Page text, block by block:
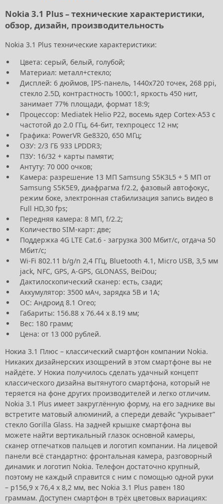
Nokia 3.1 Plus – технические характеристики,
обзор, дизайн, производительность
Nokia 3.1 Plus технические характеристики:
Цвета: серый, белый, голубой;
Материал: металл+стекло;
Дисплей: 6 дюймов, IPS-панель, 1440х720 точек, 268 ppi,
стекло 2.5D, контрастность 1000:1, яркость 450 нит,
занимает 77% площади, формат 18:9;
Процессор: Mediatek Helio P22, восемь ядер Cortex-A53 с
частотой до 2.0 ГГц, 64-бит, техпроцесс 12 нм;
Графика: PowerVR Ge8320, 650 МГц;
ОЗУ: 2/3 ГБ 933 LPDDR3;
ПЗУ: 16/32 + карты памяти;
Антуту: 70 000 очков;
Камера: разрешение 13 МП Samsung S5K3L5 + 5 МП от
Samsung S5K5E9, диафрагма f/2.2, фазовый автофокус,
режим боке, электронная стабилизация запись видео в
Full HD,30 fps;
Передняя камера: 8 МП, f/2.2;
Количество SIM-карт: две;
Поддержка 4G LTE Cat.6 - загрузка 300 Мбит/с, отдача 50
Мбит/с;
Wi-Fi 802.11 b/g/n 2,4 ГГц, Bluetooth 4.1, Micro USB, 3,5 мм
jack, NFC, GPS, A-GPS, GLONASS, BeiDou;
Дактилоскопический сканер: есть, сзади;
Аккумулятор: 3500 мАч, зарядка 5В и 1А;
ОС: Андроид 8.1 Oreo;
Габариты: 156.88 х 76.44 х 8.19 мм;
Вес: 180 грамм;
Цена: от 13 000 рублей.
Нокиа 3.1 Плюс – классический смартфон компании Nokia.
Никаких дизайнерских изощрений в этом смартфоне вы не
найдёте. У Нокиа получилось сделать удачный концепт
классического дизайна вытянутого смартфона, который не
теряется на фоне других производителей и легко отличим.
Nokia 3.1 Plus имеет закруглённую форму, на его заднике вы
встретите матовый алюминий, а спереди девайс “укрывает”
стекло Gorilla Glass. На задней крышке смартфона вы
можете найти вертикальный глазок основной камеры,
сканер отпечатков пальцев и логотип компании. На лицевой
панели всё стандартно: фронтальная камера, разговорный
динамик и логотип Nokia. Телефон достаточно крупный,
поэтому не каждый справится с ним с помощью одной руки
– р156,9 х 76,4 х 8,2 мм, вес Nokia 3.1 Plus равен 180
граммам. Доступен смартфон в трёх цветовых вариациях: